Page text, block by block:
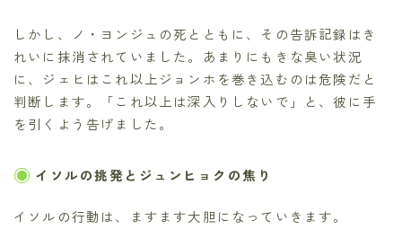
しかし、ノ・ヨンジュの死とともに、その告訴記録はき
れいに抹消されていました。あまりにもきな臭い状況
に、ジェヒはこれ以上ジョンホを巻き込むのは危険だと
判断します。「これ以上は深入りしないで」と、彼に手
を引くよう告げました。
イソルの挑発とジュンヒョクの焦り
イソルの行動は、ますます大胆になっていきます。